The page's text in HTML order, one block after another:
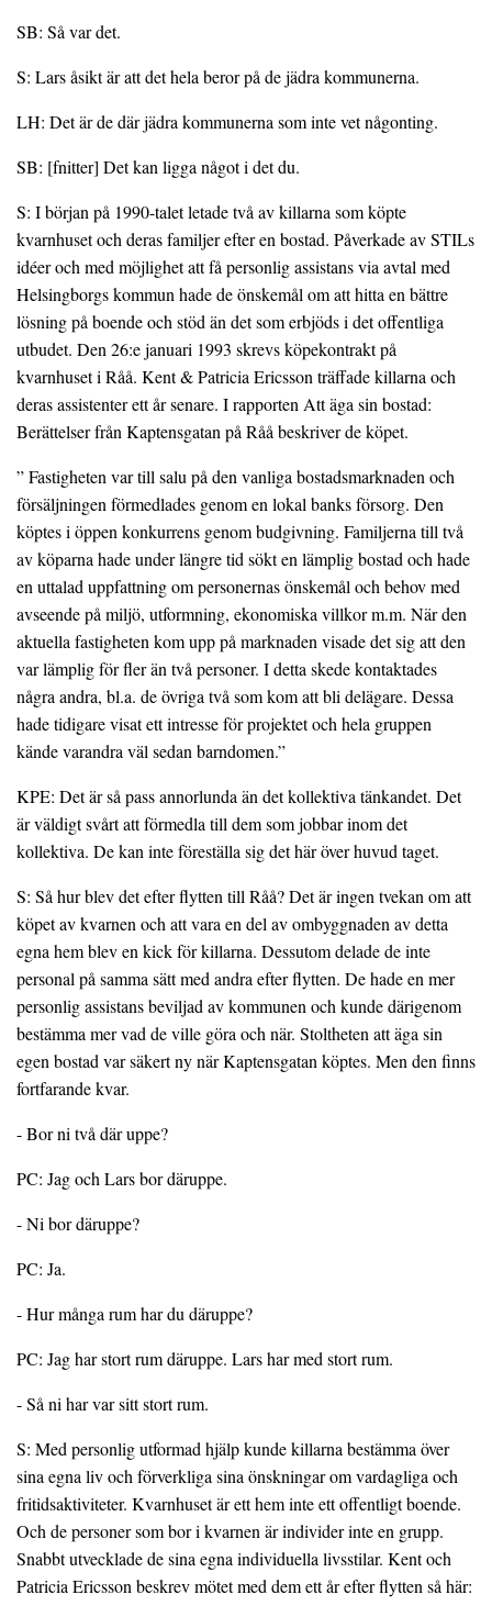
SB: Så var det.
S: Lars åsikt är att det hela beror på de jädra kommunerna.
LH: Det är de där jädra kommunerna som inte vet någonting.
SB: [fnitter] Det kan ligga något i det du.
S: I början på 1990-talet letade två av killarna som köpte
kvarnhuset och deras familjer efter en bostad. Påverkade av STILs
idéer och med möjlighet att få personlig assistans via avtal med
Helsingborgs kommun hade de önskemål om att hitta en bättre
lösning på boende och stöd än det som erbjöds i det offentliga
utbudet. Den 26:e januari 1993 skrevs köpekontrakt på
kvarnhuset i Råå. Kent & Patricia Ericsson träffade killarna och
deras assistenter ett år senare. I rapporten Att äga sin bostad:
Berättelser från Kaptensgatan på Råå beskriver de köpet.
” Fastigheten var till salu på den vanliga bostadsmarknaden och
försäljningen förmedlades genom en lokal banks försorg. Den
köptes i öppen konkurrens genom budgivning. Familjerna till två
av köparna hade under längre tid sökt en lämplig bostad och hade
en uttalad uppfattning om personernas önskemål och behov med
avseende på miljö, utformning, ekonomiska villkor m.m. När den
aktuella fastigheten kom upp på marknaden visade det sig att den
var lämplig för fler än två personer. I detta skede kontaktades
några andra, bl.a. de övriga två som kom att bli delägare. Dessa
hade tidigare visat ett intresse för projektet och hela gruppen
kände varandra väl sedan barndomen.”
KPE: Det är så pass annorlunda än det kollektiva tänkandet. Det
är väldigt svårt att förmedla till dem som jobbar inom det
kollektiva. De kan inte föreställa sig det här över huvud taget.
S: Så hur blev det efter flytten till Råå? Det är ingen tvekan om att
köpet av kvarnen och att vara en del av ombyggnaden av detta
egna hem blev en kick för killarna. Dessutom delade de inte
personal på samma sätt med andra efter flytten. De hade en mer
personlig assistans beviljad av kommunen och kunde därigenom
bestämma mer vad de ville göra och när. Stoltheten att äga sin
egen bostad var säkert ny när Kaptensgatan köptes. Men den finns
fortfarande kvar.
- Bor ni två där uppe?
PC: Jag och Lars bor däruppe.
- Ni bor däruppe?
PC: Ja.
- Hur många rum har du däruppe?
PC: Jag har stort rum däruppe. Lars har med stort rum.
- Så ni har var sitt stort rum.
S: Med personlig utformad hjälp kunde killarna bestämma över
sina egna liv och förverkliga sina önskningar om vardagliga och
fritidsaktiviteter. Kvarnhuset är ett hem inte ett offentligt boende.
Och de personer som bor i kvarnen är individer inte en grupp.
Snabbt utvecklade de sina egna individuella livsstilar. Kent och
Patricia Ericsson beskrev mötet med dem ett år efter flytten så här: